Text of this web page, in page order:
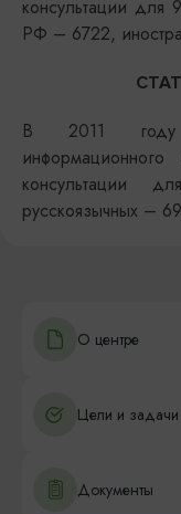
О центре
Цели и задачи
Документы
консультации для
РФ – 6722,
В 2011 году
консультации
русскоязычных –